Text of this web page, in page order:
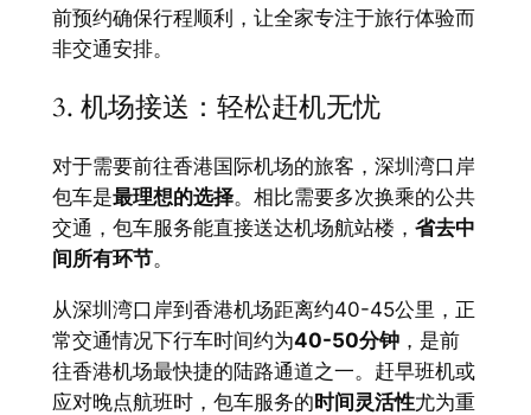
前预约确保行程顺利，让全家专注于旅行体验而
非交通安排。
3. 机场接送：轻松赶机无忧
对于需要前往香港国际机场的旅客，深圳湾口岸
包车是最理想的选择。相比需要多次换乘的公共
交通，包车服务能直接送达机场航站楼， 省去中
间所有环节。
从深圳湾口岸到香港机场距离约40-45公里，正
常交通情况下行车时间约为40-50分钟，是前
往香港机场最快捷的陆路通道之一。赶早班机或
应对晚点航班时，包车服务的时间灵活性尤为重